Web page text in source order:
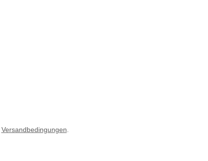
Versandbedingungen.